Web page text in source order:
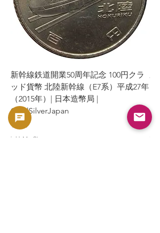
新幹線鉄道開業50周年記念 100円クラ
ッド貨幣 北陸新幹線（E7系）平成27年
（2015年）| 日本造幣局 |
GoldSilverJapan
Preis
175 ¥
inkl. MwSt.
175